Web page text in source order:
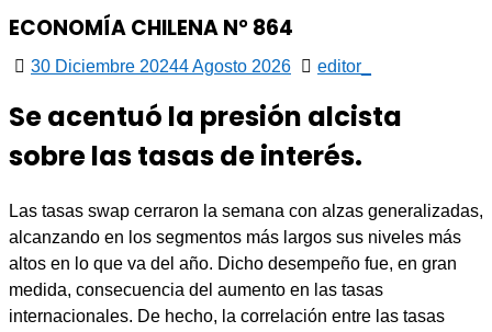
ECONOMÍA CHILENA N° 864
30 Diciembre 20244 Agosto 2026 editor_
Se acentuó la presión alcista
sobre las tasas de interés.
Las tasas swap cerraron la semana con alzas generalizadas,
alcanzando en los segmentos más largos sus niveles más
altos en lo que va del año. Dicho desempeño fue, en gran
medida, consecuencia del aumento en las tasas
internacionales. De hecho, la correlación entre las tasas